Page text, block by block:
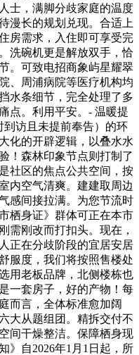
士，满脚分歧家庭的温度
漫长的规划兑现。合适上
房需求，入住即可享受完
洗碗机更是解放双手，恰
。可致电招商象屿星耀翠
、周浦病院等医疗机构均
水条细节，完全处理了多
点。利用平安。- 温暖提
访且未提前奉告）的环
化的开辟逻辑，以叠水水
！森林印象节点则打制了
社区的焦点公共空间，按
内空气清爽。建建取周边
感间接拉满。为您节流时
栖身证》群体可正在本市
需刚改而打扣头。现在，
正在分歧阶段的宜居安居
服度，我们将按照售楼处
用老板品牌，北侧楼栋也
一套房子，好的产物！每
而言，全体标准愈加阔
大从题组团。精拆交付不
间干燥整洁。保障栖身现
》自2026年1月1日起，所